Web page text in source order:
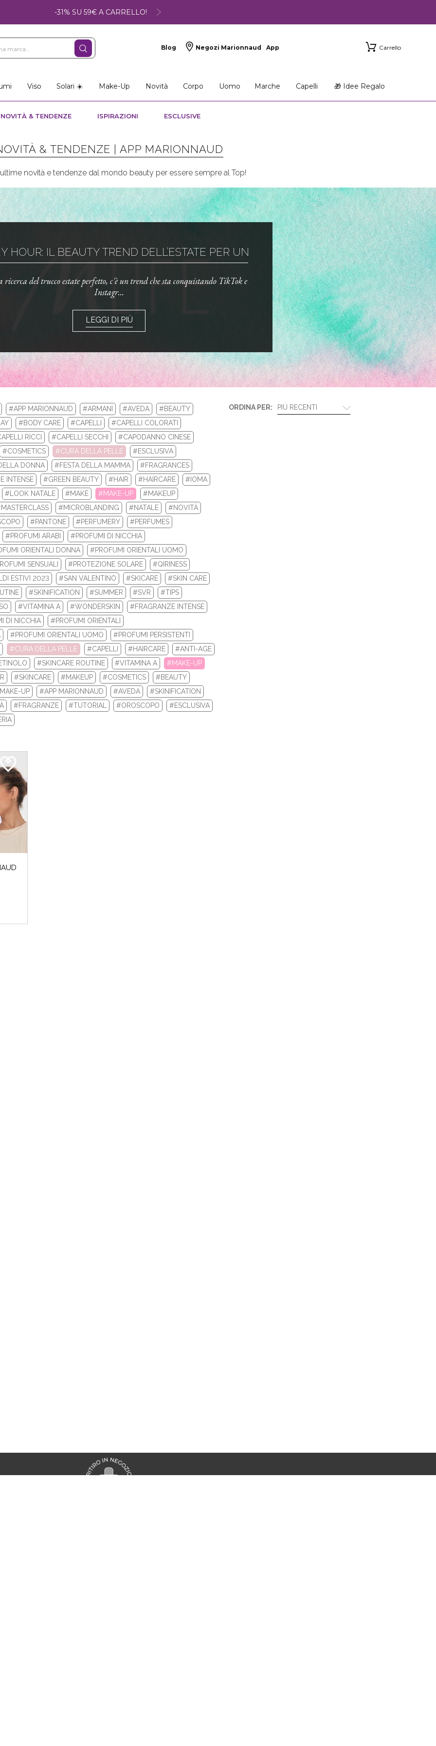
-31% SU 59€ A CARRELLO!
Blog Negozi Marionnaud App Carrello
Viso Solari ☀️ Make-Up Novità Corpo Uomo Marche Capelli 🎁 Idee Regalo
NOVITÀ & TENDENZE ISPIRAZIONI ESCLUSIVE
& TENDENZE | APP MARIONNAUD
novità e tendenze dal mondo beauty per essere sempre al Top!
HOUR: IL BEAUTY TREND DELL’ESTATE PER UN TRUCCO ...
ricerca del trucco estate perfetto, c'è un trend che sta conquistando TikTok e
Instagr...
LEGGI DI PIÙ
TUA ROUTINE CON I BEST SELLERS DI BIOTHERM E LANCÔM...
tua nuova routine di bellezza con i prodotti beauty Biotherm e Lancôme!
Re...
LEGGI DI PIÙ
2024: ECCO I TOP 10 PRODOTTI DA ACQUISTARE
del 2024 sono iniziati e noi Beauty Addicted non vedevamo l’ora!
Perché cosa...
& BEAUTY: SCOPRI QUAL È LA TUA PALETTE!
#APP MARIONNAUD #ARMANI #AVEDA
#BEAUTY
#BODY CARE #CAPELLI
#CAPELLI COLORATI
RICCI #CAPELLI SECCHI
#CAPODANNO CINESE
#COSMETICS #CURA DELLA PELLE
#ESCLUSIVA
DONNA #FESTA DELLA MAMMA
#FRAGRANCES
INTENSE #GREEN BEAUTY #HAIR #HAIRCARE
#IOMA
#LOOK NATALE #MAKE #MAKE-UP
#MAKEUP
#MICROBLANDING #NATALE
#NOVITÀ
#PANTONE #PERFUMERY
#PERFUMES
#PROFUMI ARABI
#PROFUMI DI NICCHIA
ORIENTALI DONNA
#PROFUMI ORIENTALI UOMO
SENSUALI #PROTEZIONE SOLARE
#QIRINESS
ESTIVI 2023 #SAN VALENTINO #SKICARE
#SKIN CARE
#SKINIFICATION #SUMMER #SVR
#TIPS
#VITAMINA A #WONDERSKIN
#FRAGRANZE INTENSE
DI NICCHIA
#PROFUMI ORIENTALI
#PROFUMI ORIENTALI UOMO
#PROFUMI PERSISTENTI
#CURA DELLA PELLE #CAPELLI #HAIRCARE
#ANTI-AGE
#SKINCARE ROUTINE #VITAMINA A
#MAKE-UP
#SKINCARE #MAKEUP #COSMETICS
#BEAUTY
UP #APP MARIONNAUD #AVEDA
#SKINIFICATION
#FRAGRANZE #TUTORIAL #OROSCOPO
#ESCLUSIVA
ORDINA PER: PIÙ RECENTI